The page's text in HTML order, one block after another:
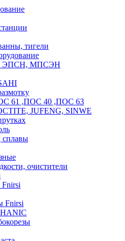
тигели
ЭПСН, МПСЭН
61 ,ПОС 40 ,ПОС 63
JUFENG, SINWE
сплавы
очистители
Fnirsi